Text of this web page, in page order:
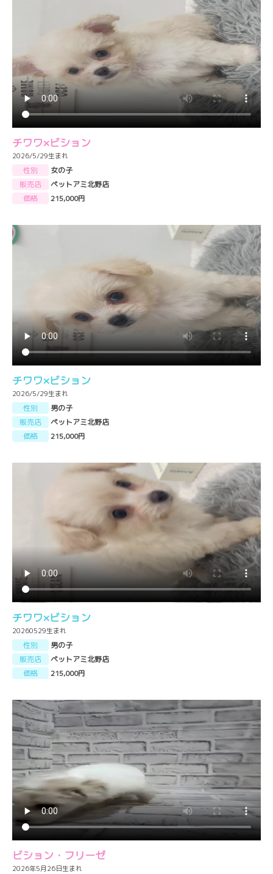
チワワ×ビション
2026/5/29生まれ
性別
女の子
販売店
ペットアミ北野店
価格
215,000円
チワワ×ビション
2026/5/29生まれ
性別
男の子
販売店
ペットアミ北野店
価格
215,000円
チワワ×ビション
20260529生まれ
性別
男の子
販売店
ペットアミ北野店
価格
215,000円
ビション・フリーゼ
2026年5月26日生まれ